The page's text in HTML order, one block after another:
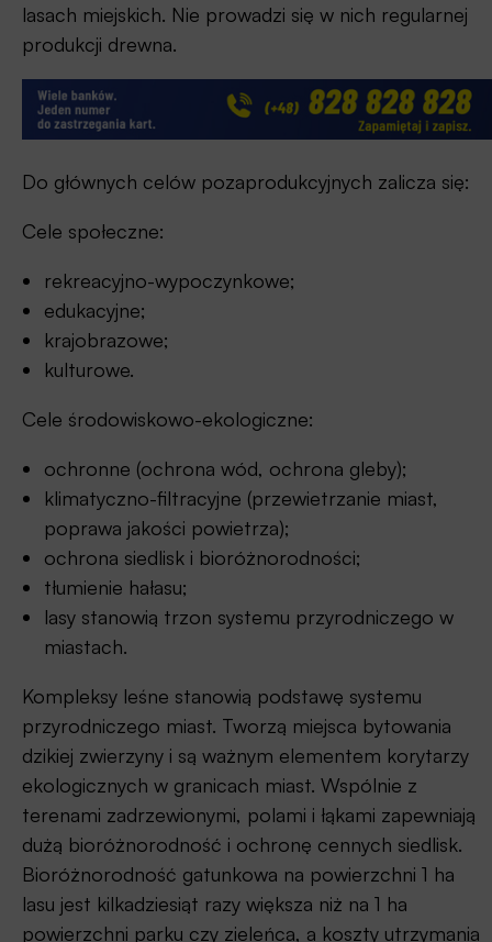
lasach miejskich. Nie prowadzi się w nich regularnej
produkcji drewna.
Do głównych celów pozaprodukcyjnych zalicza się:
Cele społeczne:
rekreacyjno-wypoczynkowe;
edukacyjne;
krajobrazowe;
kulturowe.
Cele środowiskowo-ekologiczne:
ochronne (ochrona wód, ochrona gleby);
klimatyczno-filtracyjne (przewietrzanie miast,
poprawa jakości powietrza);
ochrona siedlisk i bioróżnorodności;
tłumienie hałasu;
lasy stanowią trzon systemu przyrodniczego w
miastach.
Kompleksy leśne stanowią podstawę systemu
przyrodniczego miast. Tworzą miejsca bytowania
dzikiej zwierzyny i są ważnym elementem korytarzy
ekologicznych w granicach miast. Wspólnie z
terenami zadrzewionymi, polami i łąkami zapewniają
dużą bioróżnorodność i ochronę cennych siedlisk.
Bioróżnorodność gatunkowa na powierzchni 1 ha
lasu jest kilkadziesiąt razy większa niż na 1 ha
powierzchni parku czy zieleńca, a koszty utrzymania